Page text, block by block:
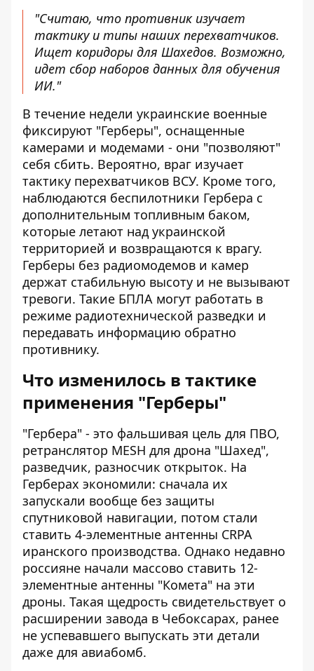
"Считаю, что противник изучает
тактику и типы наших перехватчиков.
Ищет коридоры для Шахедов. Возможно,
идет сбор наборов данных для обучения
ИИ."
В течение недели украинские военные
фиксируют "Герберы", оснащенные
камерами и модемами - они "позволяют"
себя сбить. Вероятно, враг изучает
тактику перехватчиков ВСУ. Кроме того,
наблюдаются беспилотники Гербера с
дополнительным топливным баком,
которые летают над украинской
территорией и возвращаются к врагу.
Герберы без радиомодемов и камер
держат стабильную высоту и не вызывают
тревоги. Такие БПЛА могут работать в
режиме радиотехнической разведки и
передавать информацию обратно
противнику.
Что изменилось в тактике
применения "Герберы"
"Гербера" - это фальшивая цель для ПВО,
ретранслятор MESH для дрона "Шахед",
разведчик, разносчик открыток. На
Герберах экономили: сначала их
запускали вообще без защиты
спутниковой навигации, потом стали
ставить 4-элементные антенны CRPA
иранского производства. Однако недавно
россияне начали массово ставить 12-
элементные антенны "Комета" на эти
дроны. Такая щедрость свидетельствует о
расширении завода в Чебоксарах, ранее
не успевавшего выпускать эти детали
даже для авиабомб.